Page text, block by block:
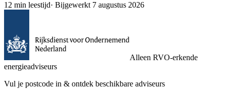
12 min leestijd· Bijgewerkt 7 augustus 2026
Alleen RVO-erkende
energieadviseurs
Vul je postcode in & ontdek beschikbare adviseurs